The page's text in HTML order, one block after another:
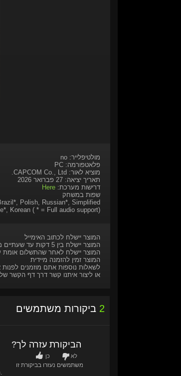
מולטיפלייר: no
פלאטפורמה: PC
מוציא לאור: CAPCOM Co., Ltd.
תאריך יציאה: 27 פברואר 2026
דרישות מערכת:Here
שפות במשחק
Polish, Russian*, Simplified
Korean ( * = Full audio support)
המוצר יישלח לכתוב האימייל
המוצר יישלח בין 5 דקות עד שעתיים ממועד ההרכישה
המוצר יישלח לאחר שהתשלום אומת
המוצר זמין להזמנה מיידית
לשאלות נוספות אתם מוזמנים
או ליצור איתנו קשר דרך דף הקשר
2 ביקורות משתמשים
האם הביקורת עזרה לך?
כן לא
משתמשים נעזרו בביקורת זו